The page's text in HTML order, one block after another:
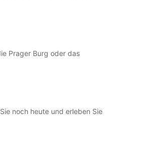
Prager Burg oder das
noch heute und erleben Sie